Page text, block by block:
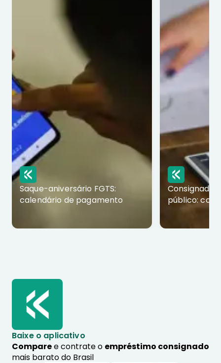
Saque-aniversário FGTS:
calendário de pagamento
Consignado
público:
Baixe o aplicativo
Comparee contrate o empréstimo consignado
mais barato do Brasil